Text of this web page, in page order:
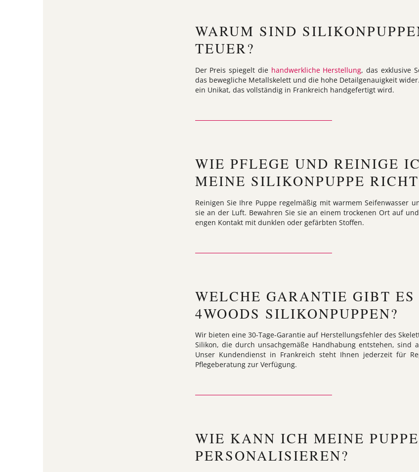
WARUM SIND
TEUER?
Der Preis spiegelt die handwerkliche Herstellung, das exklusive
das bewegliche Metallskelett und die hohe Detailgenauigkeit
ein Unikat, das vollständig in Frankreich handgefertigt wird.
WIE PFLEGE UND REINIGE
MEINE SILIKONPUPPE
Reinigen Sie Ihre Puppe regelmäßig mit warmem Seifenwasser
sie an der Luft. Bewahren Sie sie an einem trockenen Ort auf
engen Kontakt mit dunklen oder gefärbten Stoffen.
WELCHE GARANTIE GIBT ES
4WOODS SILIKONPUPPEN?
Wir bieten eine 30-Tage-Garantie auf Herstellungsfehler des
Silikon, die durch unsachgemäße Handhabung entstehen, sind
Unser Kundendienst in Frankreich steht Ihnen jederzeit für
Pflegeberatung zur Verfügung.
WIE KANN ICH MEINE PUPPE
PERSONALISIEREN?